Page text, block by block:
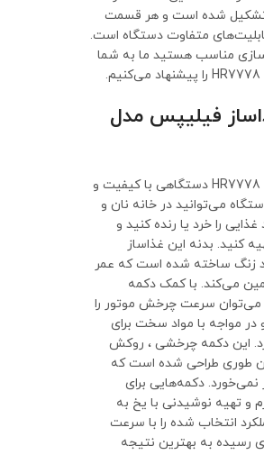
شده است و هر قسمت
متفاوت دستگاه است.
مناسب هستید ما به شما
فیلیپس مدل
غذاساز فیلیپس مدل HR7778 دستگاهی با کیفیت و
می‌توانید در خانه نان و
غذایی را خرد یا رنده کنید و
کنید. بدنه این غذاساز
زنگ ساخته شده است که عمر
می‌کند. با کمک دکمه
سرعت چرخش موتور را
و در مواجه با مواد سخت برای
این دکمه چرخشی ، روکش
طوری طراحی شده است که
نمی‌خورد. دکمه‌هایی برای
و تهیه نوشیدنی با یخ به
انتخاب شده را با سرعت
رسیده به بهترین نتیجه